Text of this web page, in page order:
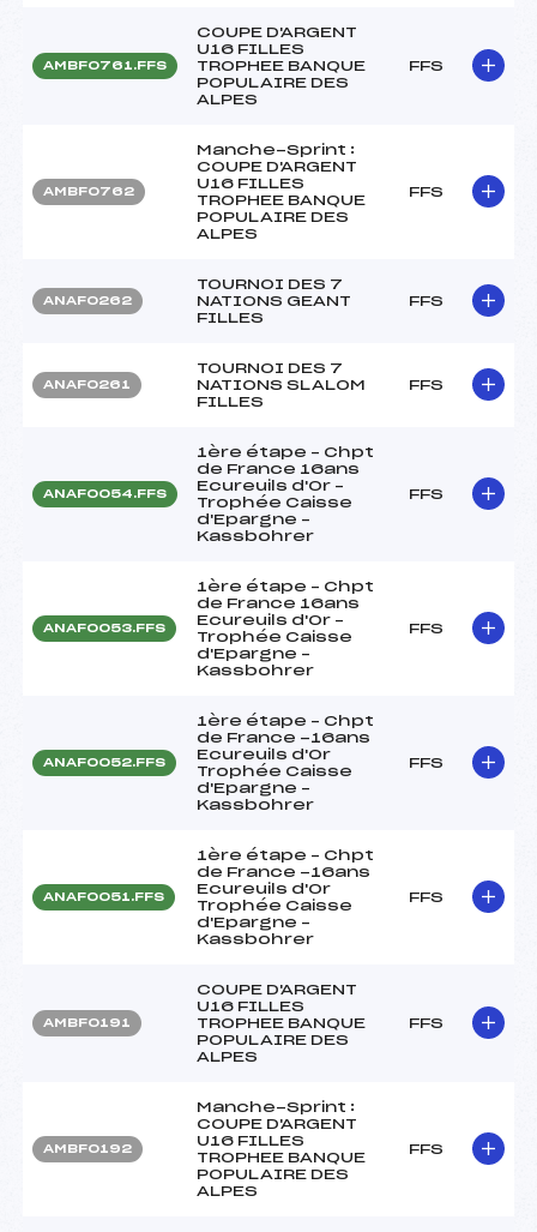
AMBF0761.FFS
COUPE D'ARGENT
U16 FILLES
TROPHEE BANQUE
POPULAIRE DES
ALPES
FFS
AMBF0762
Manche-Sprint :
COUPE D'ARGENT
U16 FILLES
TROPHEE BANQUE
POPULAIRE DES
ALPES
FFS
ANAF0262
TOURNOI DES 7
NATIONS GEANT
FILLES
FFS
ANAF0261
TOURNOI DES 7
NATIONS SLALOM
FILLES
FFS
ANAF0054.FFS
1ère étape – Chpt
de France 16ans
Ecureuils d'Or –
Trophée Caisse
d'Epargne –
Kassbohrer
FFS
ANAF0053.FFS
1ère étape – Chpt
de France 16ans
Ecureuils d'Or –
Trophée Caisse
d'Epargne –
Kassbohrer
FFS
ANAF0052.FFS
1ère étape – Chpt
de France -16ans
Ecureuils d'Or
Trophée Caisse
d'Epargne –
Kassbohrer
FFS
ANAF0051.FFS
1ère étape – Chpt
de France -16ans
Ecureuils d'Or
Trophée Caisse
d'Epargne –
Kassbohrer
FFS
AMBF0191
COUPE D'ARGENT
U16 FILLES
TROPHEE BANQUE
POPULAIRE DES
ALPES
FFS
AMBF0192
Manche-Sprint :
COUPE D'ARGENT
U16 FILLES
TROPHEE BANQUE
POPULAIRE DES
ALPES
FFS